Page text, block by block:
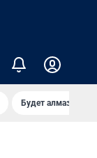
Будет алмазный